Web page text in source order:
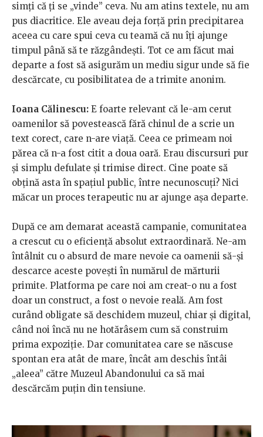
simți că ți se „vinde” ceva. Nu am atins textele, nu am
pus diacritice. Ele aveau deja forță prin precipitarea
aceea cu care spui ceva cu teamă că nu îți ajunge
timpul până să te răzgândești. Tot ce am făcut mai
departe a fost să asigurăm un mediu sigur unde să fie
descărcate, cu posibilitatea de a trimite anonim.
Ioana Călinescu: E foarte relevant că le-am cerut
oamenilor să povestească fără chinul de a scrie un
text corect, care n-are viață. Ceea ce primeam noi
părea că n-a fost citit a doua oară. Erau discursuri pur
și simplu defulate și trimise direct. Cine poate să
obțină asta în spațiul public, între necunoscuți? Nici
măcar un proces terapeutic nu ar ajunge așa departe.
După ce am demarat această campanie, comunitatea
a crescut cu o eficiență absolut extraordinară. Ne-am
întâlnit cu o absurd de mare nevoie ca oamenii să-și
descarce aceste povești în numărul de mărturii
primite. Platforma pe care noi am creat-o nu a fost
doar un construct, a fost o nevoie reală. Am fost
curând obligate să deschidem muzeul, chiar și digital,
când noi încă nu ne hotărâsem cum să construim
prima expoziție. Dar comunitatea care se născuse
spontan era atât de mare, încât am deschis întâi
„aleea” către Muzeul Abandonului ca să mai
descărcăm puțin din tensiune.